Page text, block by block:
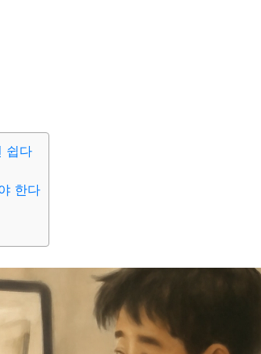
쉽다
한다